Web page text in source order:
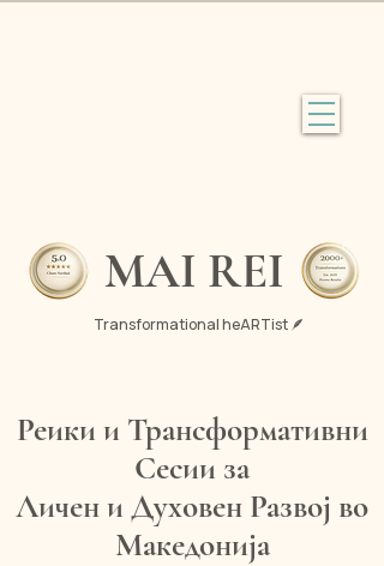
MAI REI
Transformational heARTist 🪶
Реики и Трансформативни
Сесии за
Личен и Духовен Развој во
Македонија